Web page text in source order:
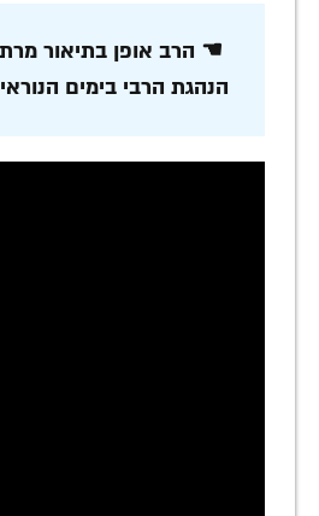
☚ הרב אופן בתיאור
הנהגת הרבי בימים